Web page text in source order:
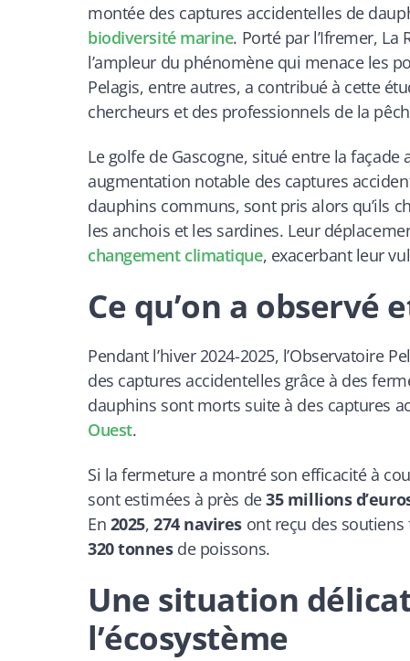
montée des captures accidentelles de
biodiversité marine. Porté par l’Ifremer, La
l’ampleur du phénomène qui menace les
Pelagis, entre autres, a contribué à cette
chercheurs et des professionnels de la
Le golfe de Gascogne, situé entre la
augmentation notable des captures
dauphins communs, sont pris alors qu’ils
les anchois et les sardines. Leur
changement climatique, exacerbant leur
Ce qu’on a observé
Pendant l’hiver 2024-2025, l’Observatoire
des captures accidentelles grâce à des
dauphins sont morts suite à des captures
Ouest.
Si la fermeture a montré son efficacité à
sont estimées à près de35 millions
En 2025, 274 navires ont reçu des
320 tonnesde poissons.
Une situation
l’écosystème